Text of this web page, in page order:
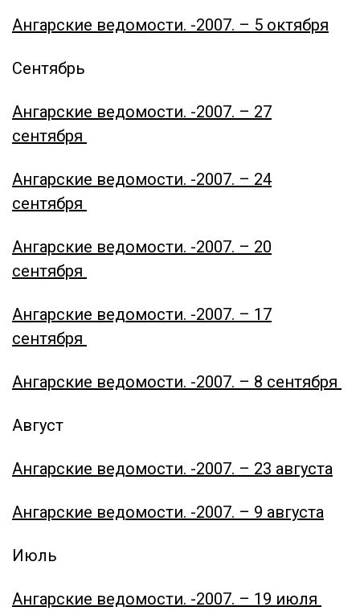
Ангарские ведомости. -2007. – 5 октября
Сентябрь
Ангарские ведомости. -2007. – 27
сентября
Ангарские ведомости. -2007. – 24
сентября
Ангарские ведомости. -2007. – 20
сентября
Ангарские ведомости. -2007. – 17
сентября
Ангарские ведомости. -2007. – 8 сентября
Август
Ангарские ведомости. -2007. – 23 августа
Ангарские ведомости. -2007. – 9 августа
Июль
Ангарские ведомости. -2007. – 19 июля